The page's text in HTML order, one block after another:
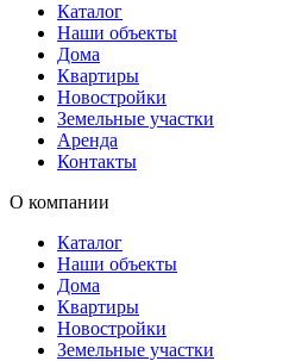
Каталог
Наши объекты
Дома
Квартиры
Новостройки
Земельные участки
Аренда
Контакты
О компании
Каталог
Наши объекты
Дома
Квартиры
Новостройки
Земельные участки